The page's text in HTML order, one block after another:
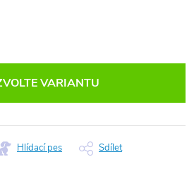
VARIANTU
Hlídací pes Sdílet